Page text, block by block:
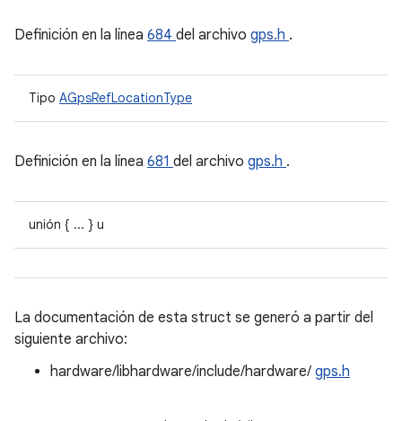
Definición en la línea 684 del archivo gps.h .
Tipo AGpsRefLocationType
Definición en la línea 681 del archivo gps.h .
unión { ... } u
La documentación de esta struct se generó a partir del
siguiente archivo:
hardware/libhardware/include/hardware/ gps.h